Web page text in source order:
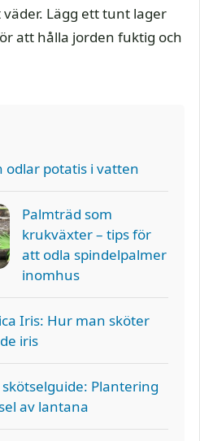
Lägg ett tunt lager
att hålla jorden fuktig och
odlar potatis i vatten
Palmträd som
krukväxter – tips för
att odla spindelpalmer
inomhus
Iris: Hur man sköter
iris
Plantering
av lantana